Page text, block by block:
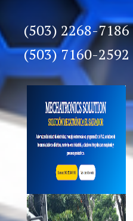
(503) 2268-7186
(503) 7160-2592